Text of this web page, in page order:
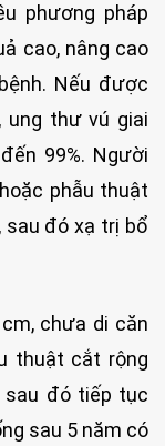
phương pháp
cao, nâng cao
Nếu được
ung thư vú giai
99%. Người
phẫu thuật
sau đó xạ trị bổ
chưa di căn
thuật cắt rộng
sau đó tiếp tục
sau 5 năm có